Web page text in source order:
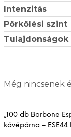
Intenzitás
Pörkölési szint
Tulajdonságok
Még nincsenek
„100 db Borbone
kávépárna –